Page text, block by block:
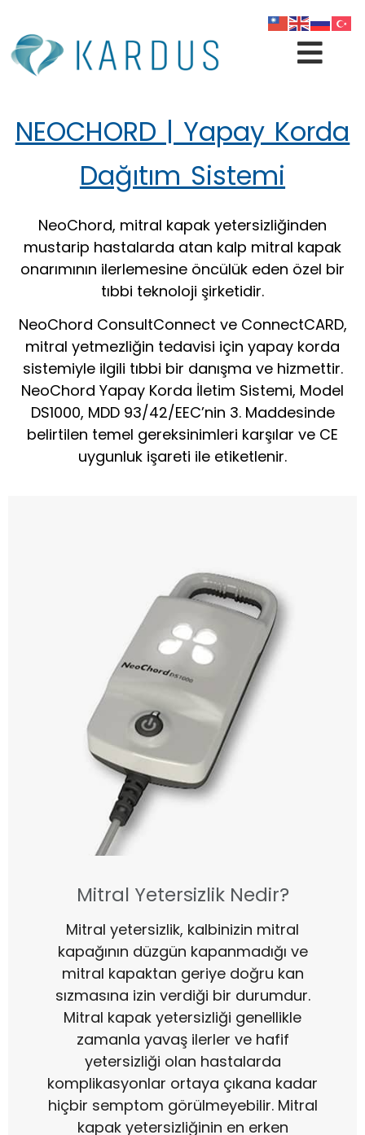
NEOCHORD | Yapay Korda
Dağıtım Sistemi
NeoChord, mitral kapak yetersizliğinden
mustarip hastalarda atan kalp mitral kapak
onarımının ilerlemesine öncülük eden özel bir
tıbbi teknoloji şirketidir.
NeoChord ConsultConnect ve ConnectCARD,
mitral yetmezliğin tedavisi için yapay korda
sistemiyle ilgili tıbbi bir danışma ve hizmettir.
NeoChord Yapay Korda İletim Sistemi, Model
DS1000, MDD 93/42/EEC’nin 3. Maddesinde
belirtilen temel gereksinimleri karşılar ve CE
uygunluk işareti ile etiketlenir.
Mitral Yetersizlik Nedir?
Mitral yetersizlik, kalbinizin mitral
kapağının düzgün kapanmadığı ve
mitral kapaktan geriye doğru kan
sızmasına izin verdiği bir durumdur.
Mitral kapak yetersizliği genellikle
zamanla yavaş ilerler ve hafif
yetersizliği olan hastalarda
komplikasyonlar ortaya çıkana kadar
hiçbir semptom görülmeyebilir. Mitral
kapak yetersizliğinin en erken